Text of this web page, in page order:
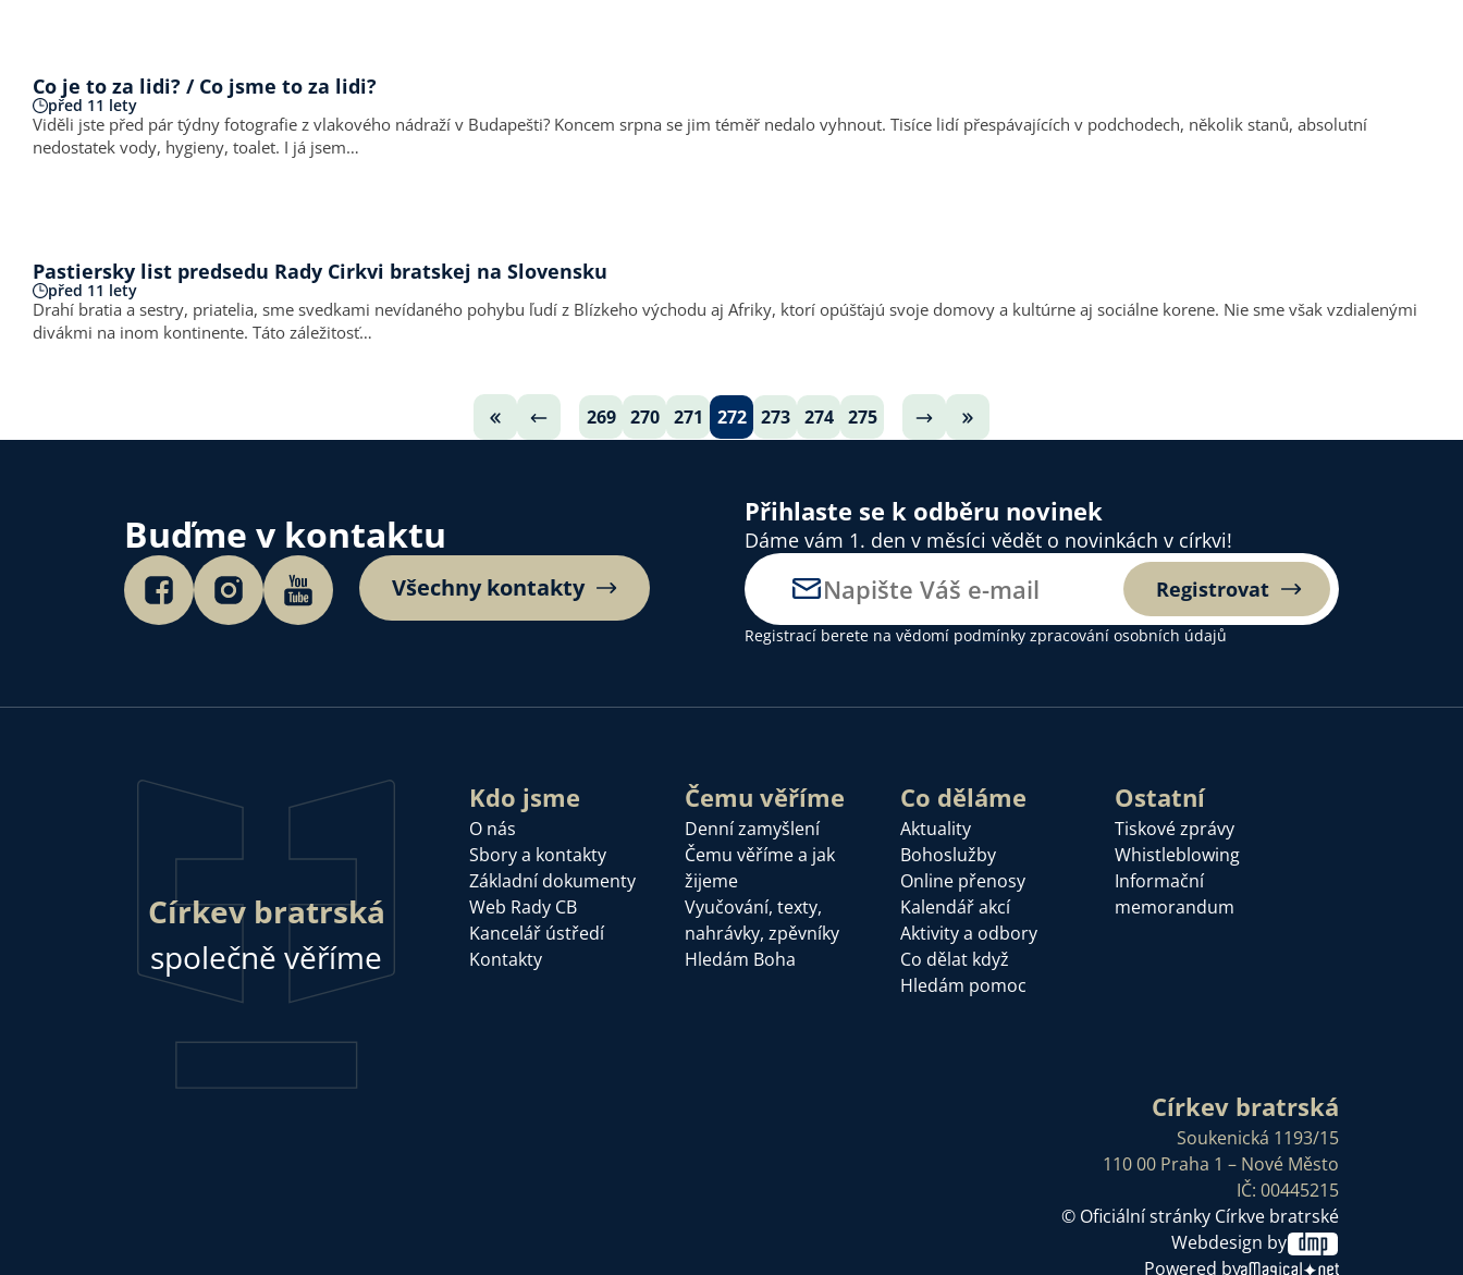
Co je to za lidi? / Co jsme to za lidi?
před 11 lety
Viděli jste před pár týdny fotografie z vlakového nádraží v Budapešti? Koncem srpna se jim téměř nedalo vyhnout. Tisíce lidí přespávajících v podchodech, několik stanů, absolutní
nedostatek vody, hygieny, toalet. I já jsem…
Pastiersky list predsedu Rady Cirkvi bratskej na Slovensku
před 11 lety
Drahí bratia a sestry, priatelia, sme svedkami nevídaného pohybu ľudí z Blízkeho východu aj Afriky, ktorí opúšťajú svoje domovy a kultúrne aj sociálne korene. Nie sme však vzdialenými
divákmi na inom kontinente. Táto záležitosť…
269 270 271 272 273 274 275
Buďme v kontaktu
Všechny kontakty
Přihlaste se k odběru novinek
Dáme vám 1. den v měsíci vědět o novinkách v církvi!
Registrovat
Registrací berete na vědomí podmínky zpracování osobních údajů
Církev bratrská
společně věříme
Kdo jsme
O nás
Sbory a kontakty
Základní dokumenty
Web Rady CB
Kancelář ústředí
Kontakty
Čemu věříme
Denní zamyšlení
Čemu věříme a jak
žijeme
Vyučování, texty,
nahrávky, zpěvníky
Hledám Boha
Co děláme
Aktuality
Bohoslužby
Online přenosy
Kalendář akcí
Aktivity a odbory
Co dělat když
Hledám pomoc
Ostatní
Tiskové zprávy
Whistleblowing
Informační
memorandum
Církev bratrská
Soukenická 1193/15
110 00 Praha 1 – Nové Město
IČ: 00445215
© Oficiální stránky Církve bratrské
Webdesign by
Powered by